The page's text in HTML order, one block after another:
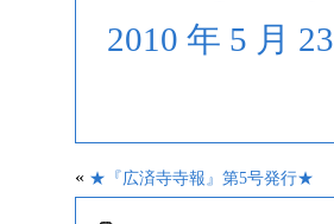
2010 年 5 月
« ★『広済寺寺報』第5号発行★